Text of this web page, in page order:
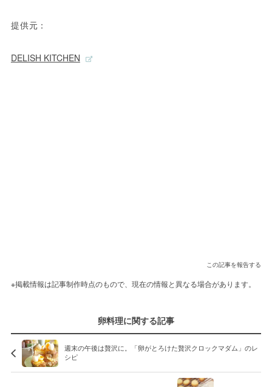
提供元：
DELISH KITCHEN
この記事を報告する
※掲載情報は記事制作時点のもので、現在の情報と異なる場合があります。
卵料理に関する記事
週末の午後は贅沢に。「卵がとろけた贅沢クロックマダム」のレ
シピ